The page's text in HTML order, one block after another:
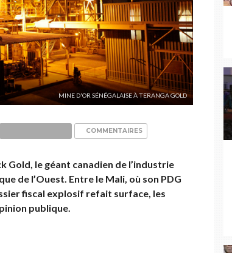
MINE D'OR SÉNÉGALAISE À TERANGA GOLD
COMMENTAIRES
Gold, le géant canadien de l’industrie
de l’Ouest. Entre le Mali, où son PDG
fiscal explosif refait surface, les
publique.